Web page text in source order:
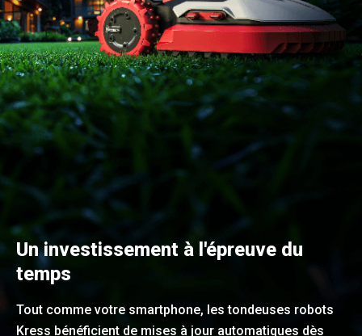
Un investissement à l'épreuve du
temps
Tout comme votre smartphone, les tondeuses robots
Kress bénéficient de mises à jour automatiques dès